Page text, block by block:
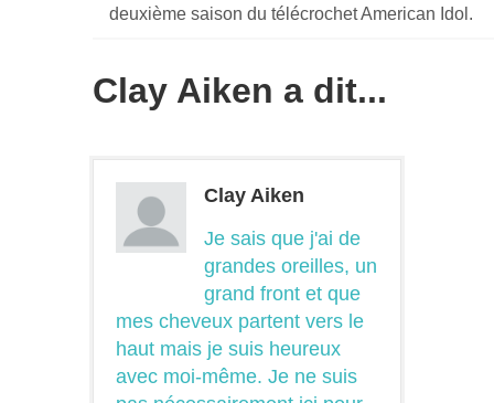
deuxième saison du télécrochet American Idol.
Clay Aiken a dit...
Clay Aiken
Je sais que j'ai de
grandes oreilles, un
grand front et que
mes cheveux partent vers le
haut mais je suis heureux
avec moi-même. Je ne suis